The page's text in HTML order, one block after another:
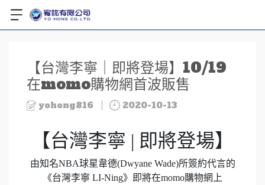
【台灣李寧｜即將登場】10/19
在momo購物網首波販售
yohong816 2020-10-13
【台灣李寧 | 即將登場】
由知名NBA球星韋德(Dwyane Wade)所簽約代言的
《台灣李寧 LI-Ning》即將在momo購物網上